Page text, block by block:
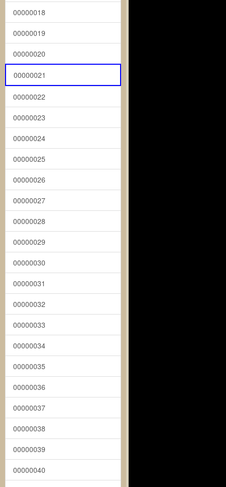
00000018
00000019
00000020
00000021
00000022
00000023
00000024
00000025
00000026
00000027
00000028
00000029
00000030
00000031
00000032
00000033
00000034
00000035
00000036
00000037
00000038
00000039
00000040